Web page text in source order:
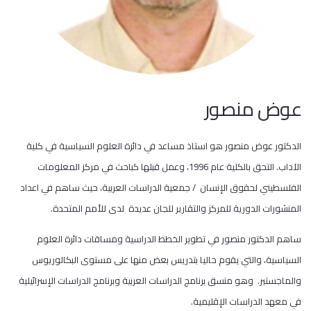
عوض منصور
الدكتور عوض منصور هو استاذ مساعد في دائرة العلوم السياسية في كلية
الآداب. التحق بالكلية عام 1996، وعمل قبلها كباحث في مركز المعلومات
الفلسطيني لحقوق الإنسان / جمعية الدراسات العربية، حيث ساهم في اعداد
المنشورات الدورية للمركز والتقارير للجان عديدة لدى للأمم المتحدة.
ساهم الدكتور منصور في تطوير الخطط الدراسية ومساقات دائرة العلوم
السياسية، والتي يقوم حاليا بتدريس بعض منها على مستوى البكالوريوس
والماجستير. وهو منسق برنامج الدراسات العربية وبرنامج الدراسات الإسرائيلية
في معهد الدراسات الإقليمية.